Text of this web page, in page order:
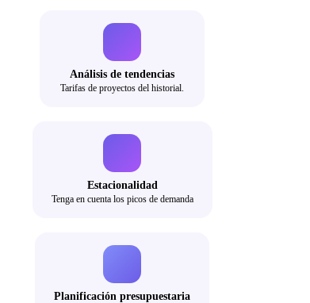
Análisis de tendencias
Tarifas de proyectos del historial.
Estacionalidad
Tenga en cuenta los picos de demanda
Planificación presupuestaria